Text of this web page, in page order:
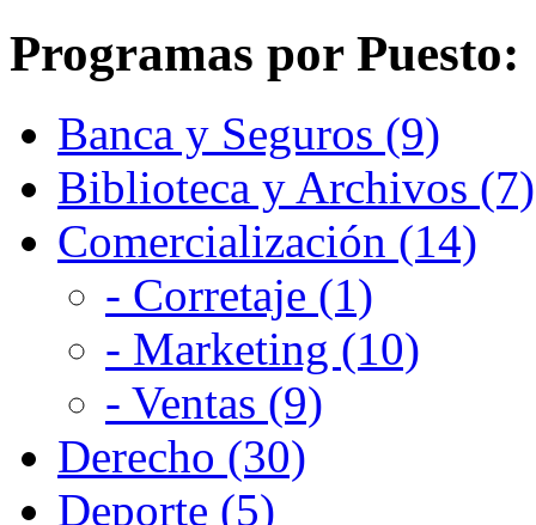
Programas por Puesto:
Banca y Seguros (9)
Biblioteca y Archivos (7)
Comercialización (14)
- Corretaje (1)
- Marketing (10)
- Ventas (9)
Derecho (30)
Deporte (5)